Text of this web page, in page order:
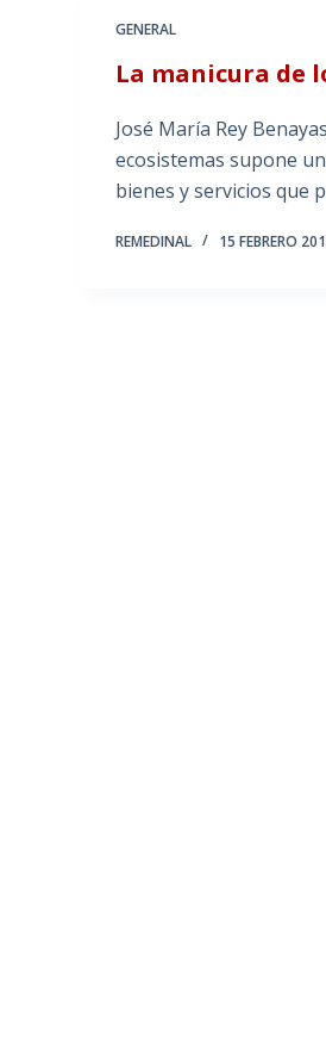
GENERAL
La manicura de
José María Rey
ecosistemas supone
bienes y servicios que
REMEDINAL 15 FEBRERO